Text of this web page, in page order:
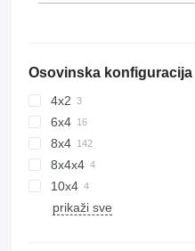
Osovinska konfiguracija
4x2
6x4
8x4
8x4x4
10x4
prikaži sve